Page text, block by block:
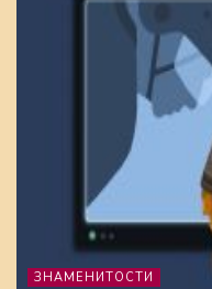
ЗНАМЕНИТОСТИ